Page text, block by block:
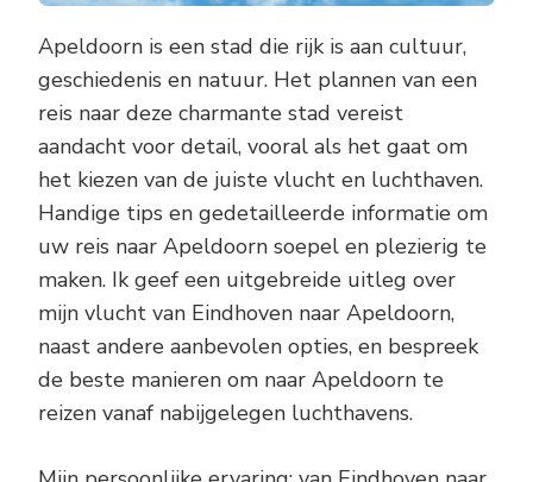
Apeldoorn is een stad die rijk is aan cultuur,
geschiedenis en natuur. Het plannen van een
reis naar deze charmante stad vereist
aandacht voor detail, vooral als het gaat om
het kiezen van de juiste vlucht en luchthaven.
Handige tips en gedetailleerde informatie om
uw reis naar Apeldoorn soepel en plezierig te
maken. Ik geef een uitgebreide uitleg over
mijn vlucht van Eindhoven naar Apeldoorn,
naast andere aanbevolen opties, en bespreek
de beste manieren om naar Apeldoorn te
reizen vanaf nabijgelegen luchthavens.